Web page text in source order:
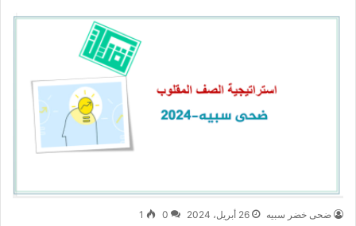
ضحى خضر سبيه 26 أبريل، 2024 0
1